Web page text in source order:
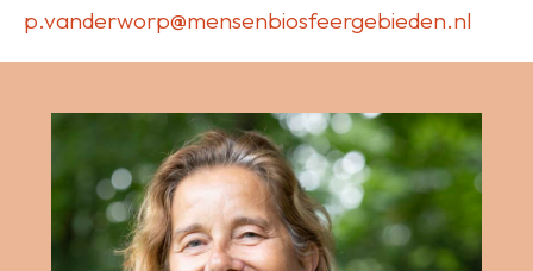
p.vanderworp@mensenbiosfeergebieden.nl